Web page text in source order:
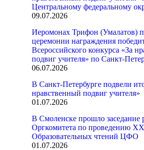
Центральному федеральному
09.07.2026
Иеромонах Трифон (Умалатов)
церемонии награждения
Всероссийского конкурса «За
подвиг учителя» по Санкт-
06.07.2026
В Санкт-Петербурге подвели
нравственный подвиг учителя»
01.07.2026
В Смоленске прошло заседание
Оргкомитета по проведению
Образовательных чтений ЦФО
01.07.2026